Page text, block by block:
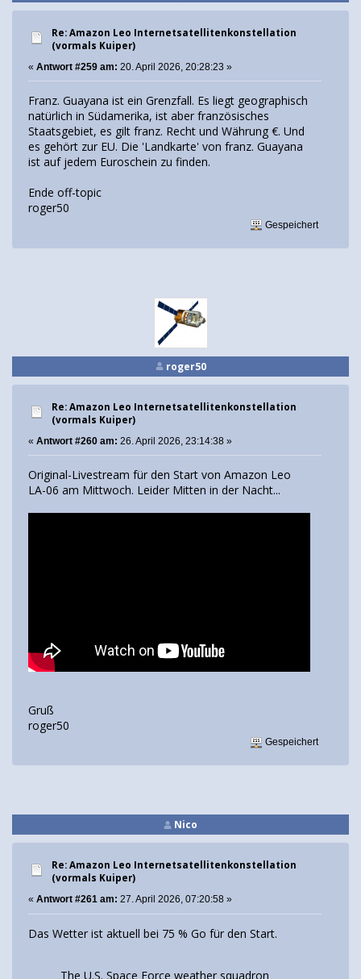
Re: Amazon Leo Internetsatellitenkonstellation
(vormals Kuiper)
« Antwort #259 am: 20. April 2026, 20:28:23 »
Franz. Guayana ist ein Grenzfall. Es liegt geographisch
natürlich in Südamerika, ist aber französisches
Staatsgebiet, es gilt franz. Recht und Währung €. Und
es gehört zur EU. Die 'Landkarte' von franz. Guayana
ist auf jedem Euroschein zu finden.
Ende off-topic
roger50
Gespeichert
roger50
Re: Amazon Leo Internetsatellitenkonstellation
(vormals Kuiper)
« Antwort #260 am: 26. April 2026, 23:14:38 »
Original-Livestream für den Start von Amazon Leo
LA-06 am Mittwoch. Leider Mitten in der Nacht...
Gruß
roger50
Gespeichert
Nico
Re: Amazon Leo Internetsatellitenkonstellation
(vormals Kuiper)
« Antwort #261 am: 27. April 2026, 07:20:58 »
Das Wetter ist aktuell bei 75 % Go für den Start.
The U.S. Space Force weather squadron